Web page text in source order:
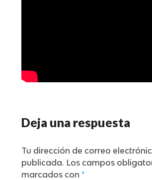
Deja una respuesta
Tu dirección de correo
publicada. Los campos
marcados con *